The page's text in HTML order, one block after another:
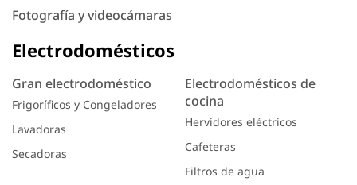
Fotografía y videocámaras
Electrodomésticos
Gran electrodoméstico
Frigoríficos y Congeladores
Lavadoras
Secadoras
Electrodomésticos de
cocina
Hervidores eléctricos
Cafeteras
Filtros de agua